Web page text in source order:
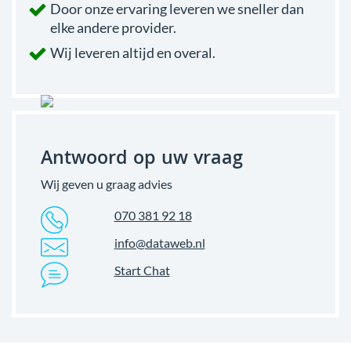
Door onze ervaring leveren we sneller dan
elke andere provider.
Wij leveren altijd en overal.
Antwoord op uw vraag
Wij geven u graag advies
070 381 92 18
info@dataweb.nl
Start Chat